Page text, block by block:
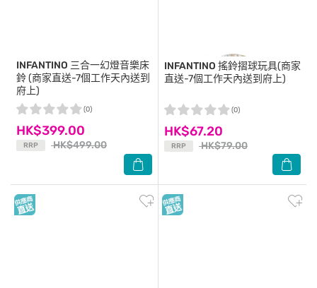
INFANTINO 三合一幻燈音樂床
鈴 (商家直送-7個工作天內送到
府上)
HK$399.00
RRP HK$499.00
(0)
INFANTINO 搖鈴摺球玩具(商家
直送-7個工作天內送到府上)
HK$67.20
RRP HK$79.00
(0)